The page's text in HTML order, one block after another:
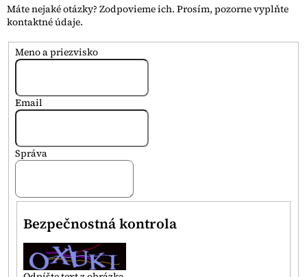
Máte nejaké otázky? Zodpovieme ich. Prosím, pozorne vyplňte
kontaktné údaje.
Meno a priezvisko
Email
Správa
Bezpečnostná kontrola